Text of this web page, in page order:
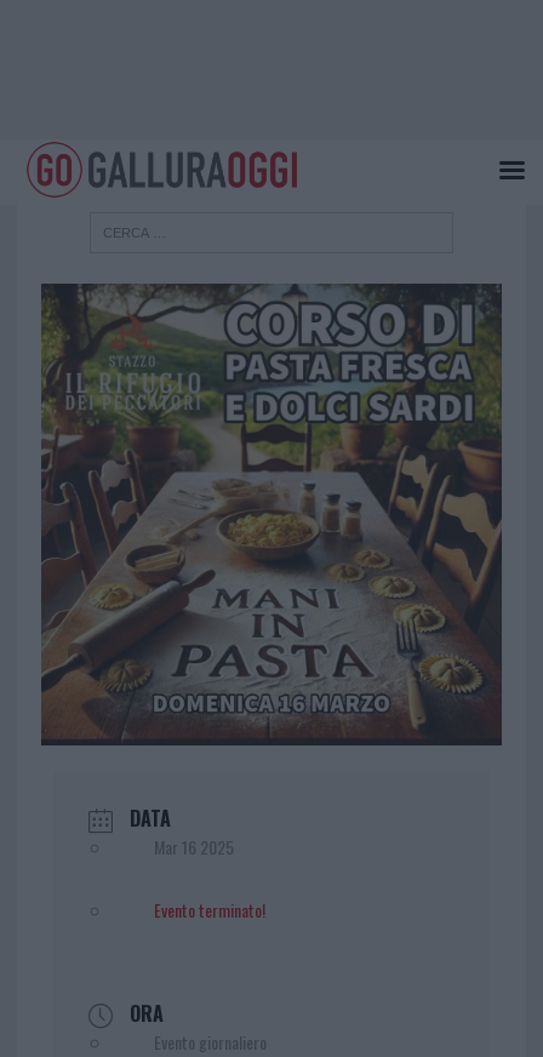
DATA
Mar 16 2025
Evento terminato!
ORA
Evento giornaliero